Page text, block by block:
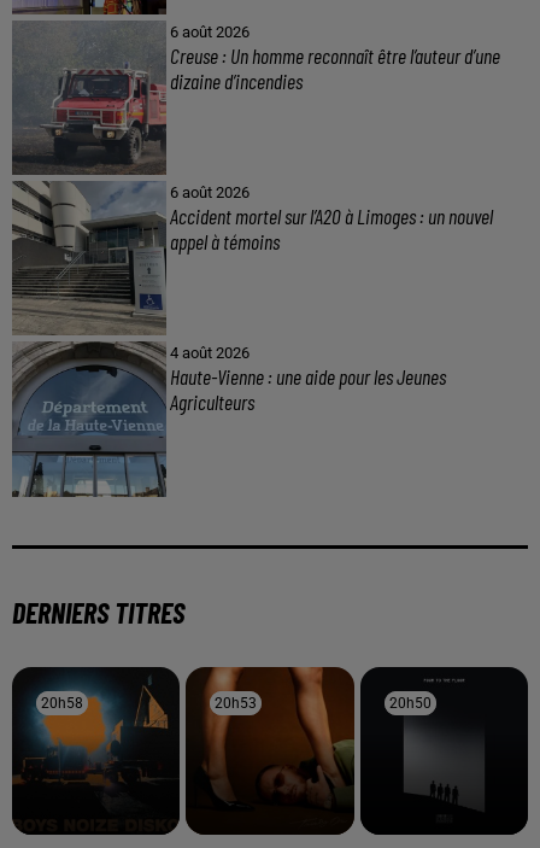
6 août 2026
Creuse : Un homme reconnaît être l’auteur d’une
dizaine d’incendies
6 août 2026
Accident mortel sur l’A20 à Limoges : un nouvel
appel à témoins
4 août 2026
Haute-Vienne : une aide pour les Jeunes
Agriculteurs
DERNIERS TITRES
20h58
20h58 20h53
20h53 20h50
20h50